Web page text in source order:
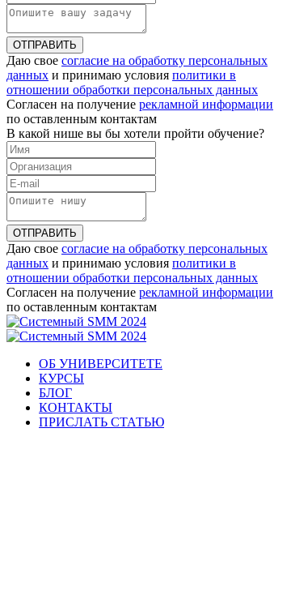
ОТПРАВИТЬ
Даю свое согласие на обработку персональных
данных и принимаю условия политики в
отношении обработки персональных данных
Согласен на получение рекламной информации
по оставленным контактам
В какой нише вы бы хотели пройти обучение?
ОТПРАВИТЬ
Даю свое согласие на обработку персональных
данных и принимаю условия политики в
отношении обработки персональных данных
Согласен на получение рекламной информации
по оставленным контактам
ОБ УНИВЕРСИТЕТЕ
КУРСЫ
БЛОГ
КОНТАКТЫ
ПРИСЛАТЬ СТАТЬЮ